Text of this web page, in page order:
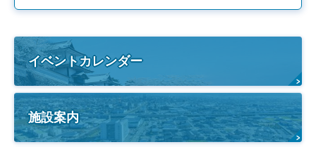
イベントカレンダー
施設案内